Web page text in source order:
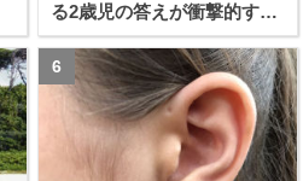
る2歳児の答えが衝撃的すぎ
る！！